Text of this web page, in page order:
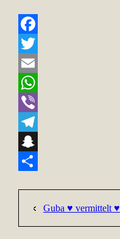
Facebook
Twitter
Email
WhatsApp
Viber
Telegram
Snapchat
Guba ♥ vermittelt ♥